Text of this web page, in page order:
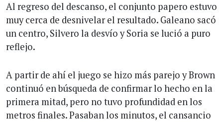
Al regreso del descanso, el conjunto papero estuvo
muy cerca de desnivelar el resultado. Galeano sacó
un centro, Silvero la desvío y Soria se lució a puro
reflejo.
A partir de ahí el juego se hizo más parejo y Brown
continuó en búsqueda de confirmar lo hecho en la
primera mitad, pero no tuvo profundidad en los
metros finales. Pasaban los minutos, el cansancio